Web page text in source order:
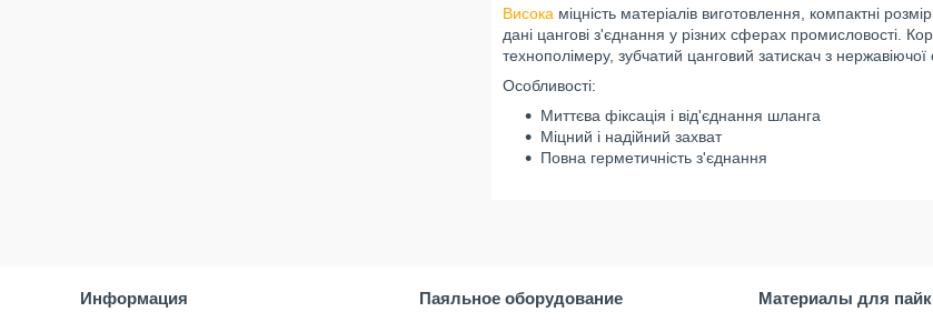
Висока міцність матеріалів виготовлення, компактні
дані цангові з'єднання у різних сферах промисловості.
технополімеру, зубчатий цанговий затискач з
Особливості:
Миттєва фіксація і від'єднання шланга
Міцний і надійний захват
Повна герметичність з'єднання
Информация Паяльное оборудование Материалы для